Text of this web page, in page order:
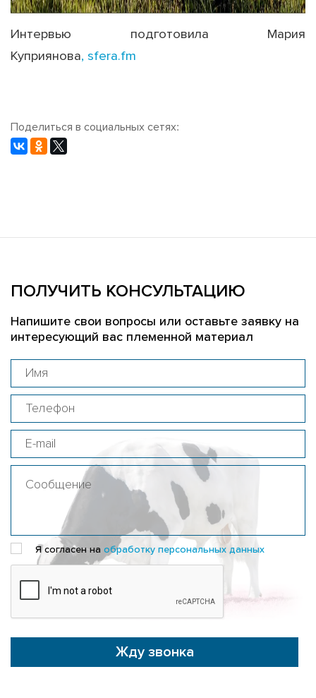
Интервью подготовила Мария
Куприянова, sfera.fm
Поделиться в социальных сетях:
ПОЛУЧИТЬ КОНСУЛЬТАЦИЮ
Напишите свои вопросы или оставьте заявку на
интересующий вас племенной материал
Я согласен на обработку персональных данных
Жду звонка